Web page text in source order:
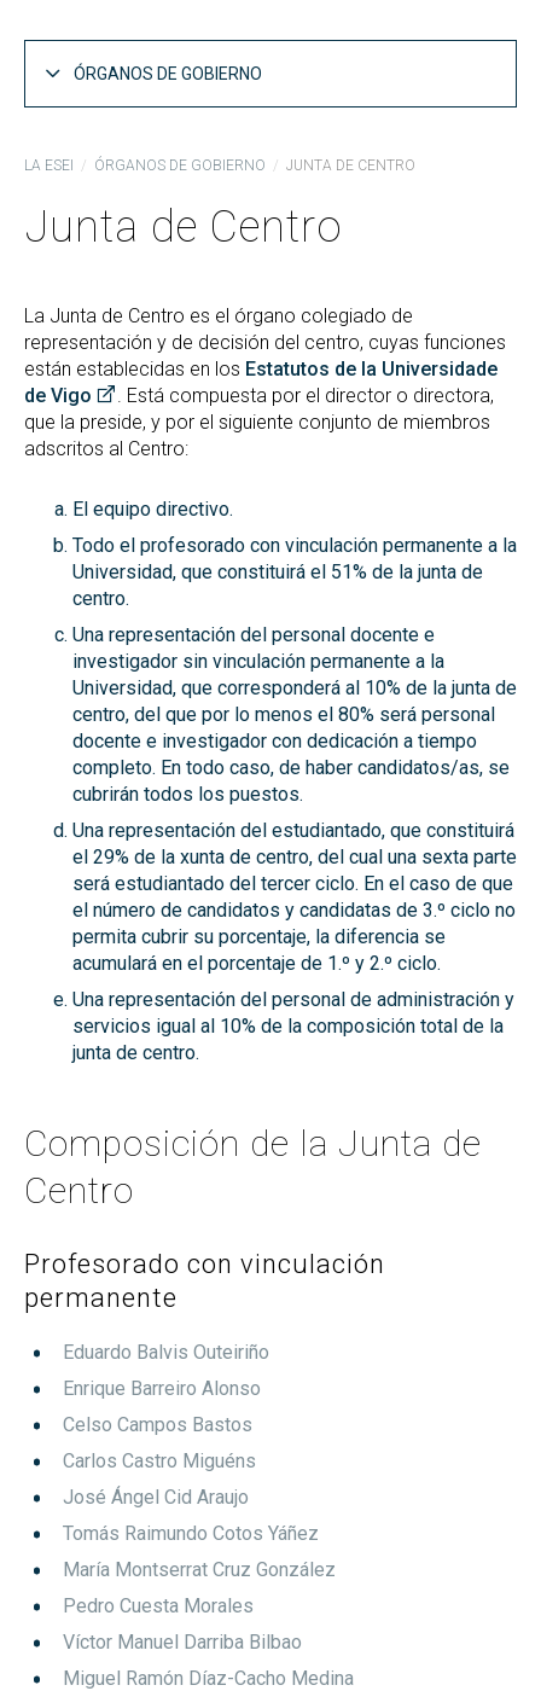
ÓRGANOS DE GOBIERNO
Junta de Centro
Comisión de Calidad
Informática
Comisión Académica del Máster en Inteligencia
Artificial
Comisión de Adaptaciones y Reconocimiento de
Créditos
LA ESEI ÓRGANOS DE GOBIERNO JUNTA DE CENTRO
Junta de Centro
La Junta de Centro es el órgano colegiado de
representación y de decisión del centro, cuyas funciones
están establecidas en los Estatutos de la Universidade
de Vigo
. Está compuesta por el director o directora,
que la preside, y por el siguiente conjunto de miembros
adscritos al Centro:
El equipo directivo.
Todo el profesorado con vinculación permanente a la
Universidad, que constituirá el 51% de la junta de
centro.
Una representación del personal docente e
investigador sin vinculación permanente a la
Universidad, que corresponderá al 10% de la junta de
centro, del que por lo menos el 80% será personal
docente e investigador con dedicación a tiempo
completo. En todo caso, de haber candidatos/as, se
cubrirán todos los puestos.
Una representación del estudiantado, que constituirá
el 29% de la xunta de centro, del cual una sexta parte
será estudiantado del tercer ciclo. En el caso de que
el número de candidatos y candidatas de 3.º ciclo no
permita cubrir su porcentaje, la diferencia se
acumulará en el porcentaje de 1.º y 2.º ciclo.
Una representación del personal de administración y
servicios igual al 10% de la composición total de la
junta de centro.
Composición de la Junta de
Centro
Profesorado con vinculación
permanente
Eduardo Balvis Outeiriño
Enrique Barreiro Alonso
Celso Campos Bastos
Carlos Castro Miguéns
José Ángel Cid Araujo
Tomás Raimundo Cotos Yáñez
María Montserrat Cruz González
Pedro Cuesta Morales
Víctor Manuel Darriba Bilbao
Miguel Ramón Díaz-Cacho Medina